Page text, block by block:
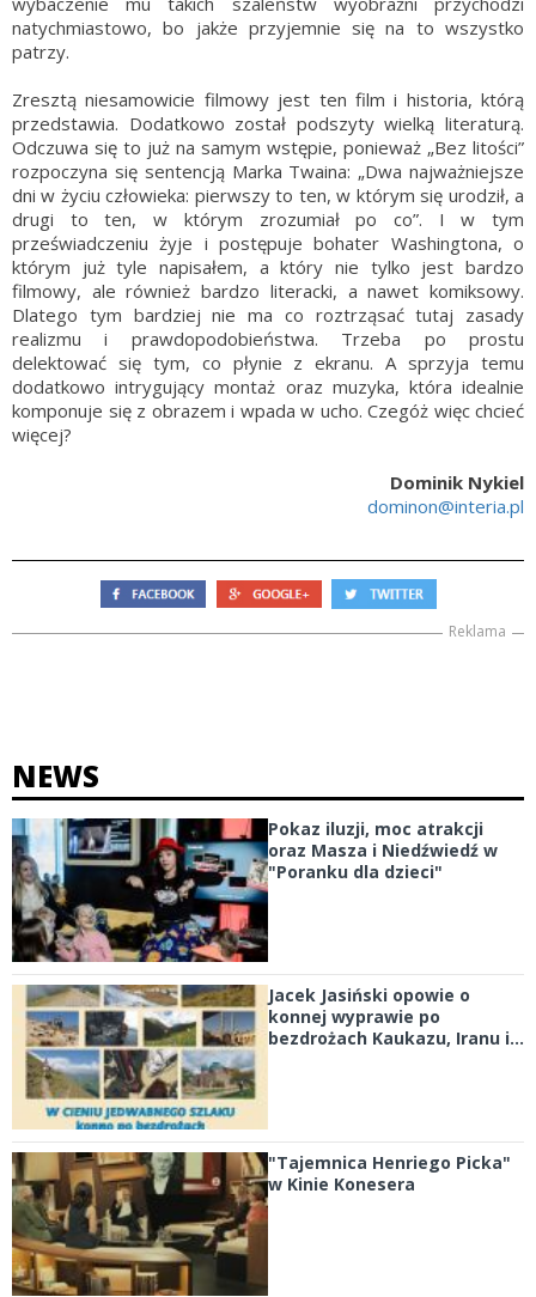
natychmiastowo, bo jakże przyjemnie się na to wszystko
patrzy.
Zresztą niesamowicie filmowy jest ten film i historia, którą
przedstawia. Dodatkowo został podszyty wielką literaturą.
Odczuwa się to już na samym wstępie, ponieważ „Bez litości”
rozpoczyna się sentencją Marka Twaina: „Dwa najważniejsze
dni w życiu człowieka: pierwszy to ten, w którym się urodził, a
drugi to ten, w którym zrozumiał po co”. I w tym
przeświadczeniu żyje i postępuje bohater Washingtona, o
którym już tyle napisałem, a który nie tylko jest bardzo
filmowy, ale również bardzo literacki, a nawet komiksowy.
Dlatego tym bardziej nie ma co roztrząsać tutaj zasady
realizmu i prawdopodobieństwa. Trzeba po prostu
delektować się tym, co płynie z ekranu. A sprzyja temu
dodatkowo intrygujący montaż oraz muzyka, która idealnie
komponuje się z obrazem i wpada w ucho. Czegóż więc chcieć
więcej?
Dominik Nykiel
dominon@interia.pl
Reklama
NEWS
Pokaz iluzji, moc atrakcji
oraz Masza i Niedźwiedź w
"Poranku dla dzieci"
Jacek Jasiński opowie o
konnej wyprawie po
bezdrożach Kaukazu, Iranu i...
"Tajemnica Henriego Picka"
w Kinie Konesera